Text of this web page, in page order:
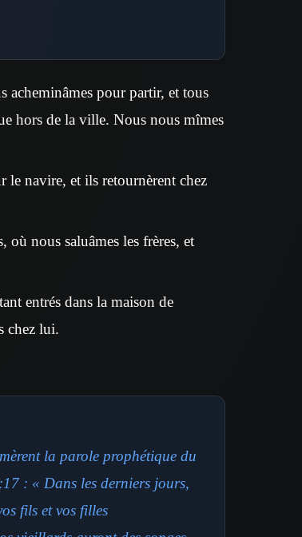
acheminâmes pour partir, et tous
hors de la ville. Nous nous mîmes
le navire, et ils retournèrent chez
nous saluâmes les frères, et
entrés dans la maison de
chez lui.
la parole prophétique du
: « Dans les derniers jours,
fils et vos filles